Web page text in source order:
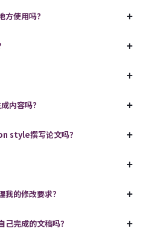
使用吗？
内容吗？
style撰写论文吗？
的修改要求？
完成的文稿吗？